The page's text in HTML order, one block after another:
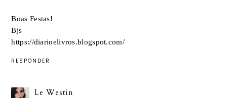
Boas Festas!
Bjs
https://diarioelivros.blogspot.com/
RESPONDER
Le Westin